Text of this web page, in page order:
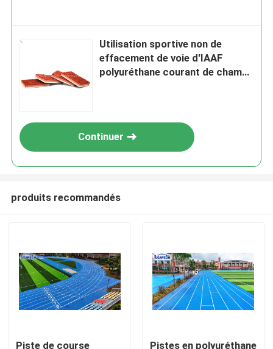
Utilisation sportive non de
effacement de voie d'IAAF
polyuréthane courant de champ
Continuer
produits recommandés
Piste de course
Pistes en polyuréthane